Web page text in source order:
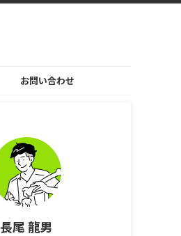
お問い合わせ
長尾 龍男